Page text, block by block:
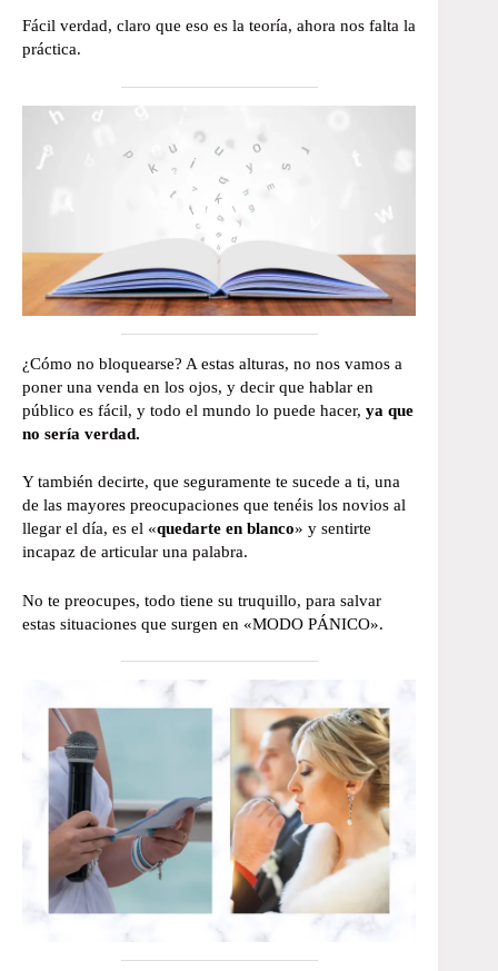
Fácil verdad, claro que eso es la teoría, ahora nos falta la
práctica.
¿Cómo no bloquearse? A estas alturas, no nos vamos a
poner una venda en los ojos, y decir que hablar en
público es fácil, y todo el mundo lo puede hacer, ya que
no sería verdad.
Y también decirte, que seguramente te sucede a ti, una
de las mayores preocupaciones que tenéis los novios al
llegar el día, es el «quedarte en blanco» y sentirte
incapaz de articular una palabra.
No te preocupes, todo tiene su truquillo, para salvar
estas situaciones que surgen en «MODO PÁNICO».